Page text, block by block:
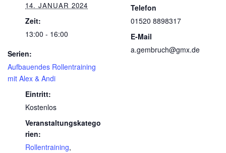
14. JANUAR 2024
Zeit:
13:00 - 16:00
Serien:
Aufbauendes Rollentraining
mit Alex & Andi
Eintritt:
Kostenlos
Veranstaltungskatego
rien:
Rollentraining,
Telefon
01520 8898317
E-Mail
a.gembruch@gmx.de